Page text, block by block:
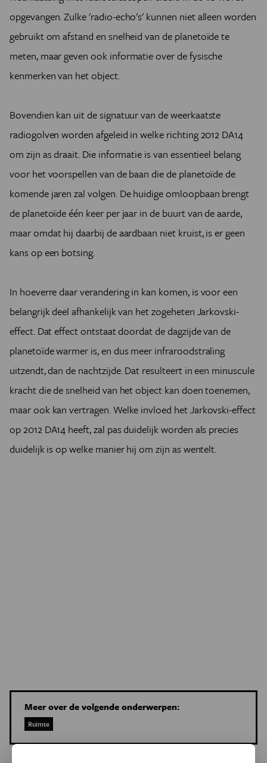
opgevangen. Zulke 'radio-echo's' kunnen niet alleen worden
gebruikt om afstand en snelheid van de planetoïde te
meten, maar geven ook informatie over de fysische
kenmerken van het object.
Bovendien kan uit de signatuur van de weerkaatste
radiogolven worden afgeleid in welke richting 2012 DA14
om zijn as draait. Die informatie is van essentieel belang
voor het voorspellen van de baan die de planetoïde de
komende jaren zal volgen. De huidige omloopbaan brengt
de planetoïde één keer per jaar in de buurt van de aarde,
maar omdat hij daarbij de aardbaan niet kruist, is er geen
kans op een botsing.
In hoeverre daar verandering in kan komen, is voor een
belangrijk deel afhankelijk van het zogeheten Jarkovski-
effect. Dat effect ontstaat doordat de dagzijde van de
planetoïde warmer is, en dus meer infraroodstraling
uitzendt, dan de nachtzijde. Dat resulteert in een minuscule
kracht die de snelheid van het object kan doen toenemen,
maar ook kan vertragen. Welke invloed het Jarkovski-effect
op 2012 DA14 heeft, zal pas duidelijk worden als precies
duidelijk is op welke manier hij om zijn as wentelt.
Meer over de volgende onderwerpen:
Ruimte